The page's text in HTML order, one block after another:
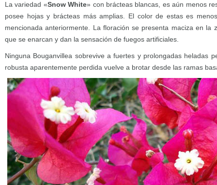
La variedad «Snow White» con brácteas blancas, es aún menos
posee hojas y brácteas más amplias. El color de estas es
mencionada anteriormente. La floración se presenta maciza en la
que se enarcan y dan la sensación de fuegos artificiales.
Ninguna Bouganvillea sobrevive a fuertes y prolongadas heladas
robusta aparentemente perdida vuelve a brotar desde las ramas